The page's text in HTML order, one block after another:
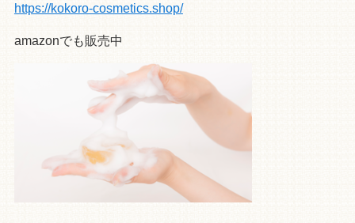
https://kokoro-cosmetics.shop/
amazonでも販売中